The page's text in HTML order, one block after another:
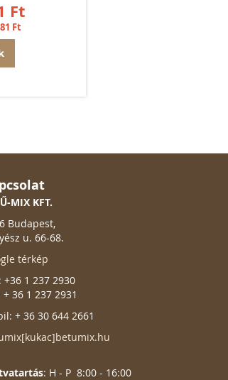
Ft
Ft
MIX KFT.
Budapest,
u. 66-68.
térkép
+36 1 237 2930
+ 36 1 237 2931
+ 36 30 644 2661
: H - P 8:00 - 16:00